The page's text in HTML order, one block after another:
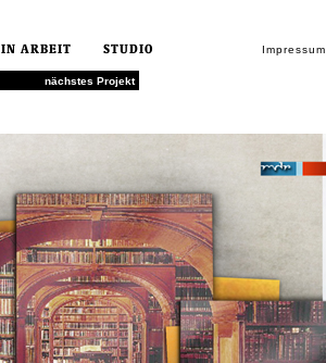
IN ARBEIT STUDIO Impressum
nächstes Projekt